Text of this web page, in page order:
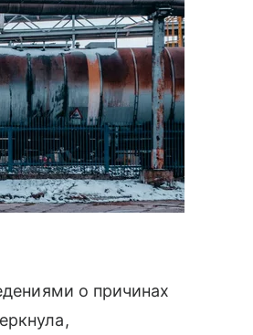
о причинах